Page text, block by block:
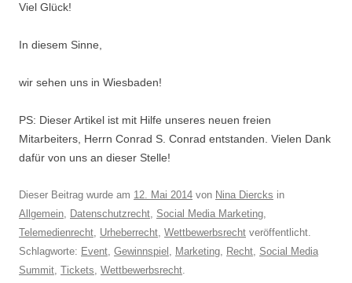
Viel Glück!
In diesem Sinne,
wir sehen uns in Wiesbaden!
PS: Dieser Artikel ist mit Hilfe unseres neuen freien
Mitarbeiters, Herrn Conrad S. Conrad entstanden. Vielen Dank
dafür von uns an dieser Stelle!
Dieser Beitrag wurde am 12. Mai 2014 von Nina Diercks in
Allgemein, Datenschutzrecht, Social Media Marketing,
Telemedienrecht, Urheberrecht, Wettbewerbsrecht veröffentlicht.
Schlagworte: Event, Gewinnspiel , Marketing, Recht, Social Media
Summit, Tickets, Wettbewerbsrecht.